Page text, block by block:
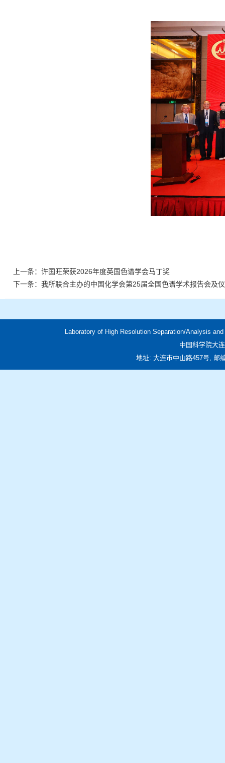
上一条： 许国旺荣获2026年度英国色谱学会马丁奖
下一条： 我所联合主办的中国化学会第25届全国色谱学术报告会及
Laboratory of High Resolution Separation/Analysis
中国科学院大
地址: 大连市中山路457号,